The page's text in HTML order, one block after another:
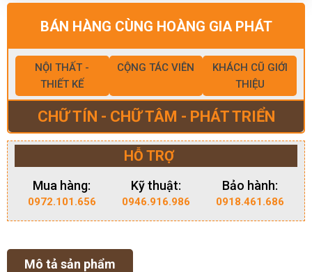
BÁN HÀNG CÙNG HOÀNG GIA PHÁT
NỘI THẤT -
THIẾT KẾ
CỘNG TÁC VIÊN
KHÁCH CŨ GIỚI
THIỆU
CHỮ TÍN - CHỮ TÂM - PHÁT TRIỂN
HỖ TRỢ
Mua hàng:
0972.101.656
Kỹ thuật:
0946.916.986
Bảo hành:
0918.461.686
Mô tả sản phẩm